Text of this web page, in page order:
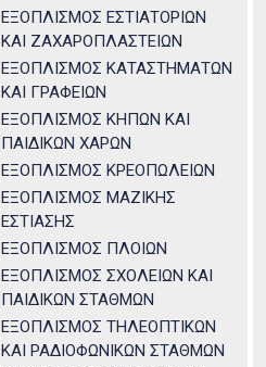
ΕΞΟΠΛΙΣΜΟΣ ΕΣΤΙΑΤΟΡΙΩΝ
ΚΑΙ ΖΑΧΑΡΟΠΛΑΣΤΕΙΩΝ
ΕΞΟΠΛΙΣΜΟΣ ΚΑΤΑΣΤΗΜΑΤΩΝ
ΚΑΙ ΓΡΑΦΕΙΩΝ
ΕΞΟΠΛΙΣΜΟΣ ΚΗΠΩΝ ΚΑΙ
ΠΑΙΔΙΚΩΝ ΧΑΡΩΝ
ΕΞΟΠΛΙΣΜΟΣ ΚΡΕΟΠΩΛΕΙΩΝ
ΕΞΟΠΛΙΣΜΟΣ ΜΑΖΙΚΗΣ
ΕΣΤΙΑΣΗΣ
ΕΞΟΠΛΙΣΜΟΣ ΠΛΟΙΩΝ
ΕΞΟΠΛΙΣΜΟΣ ΣΧΟΛΕΙΩΝ ΚΑΙ
ΠΑΙΔΙΚΩΝ ΣΤΑΘΜΩΝ
ΕΞΟΠΛΙΣΜΟΣ ΤΗΛΕΟΠΤΙΚΩΝ
ΚΑΙ ΡΑΔΙΟΦΩΝΙΚΩΝ ΣΤΑΘΜΩΝ